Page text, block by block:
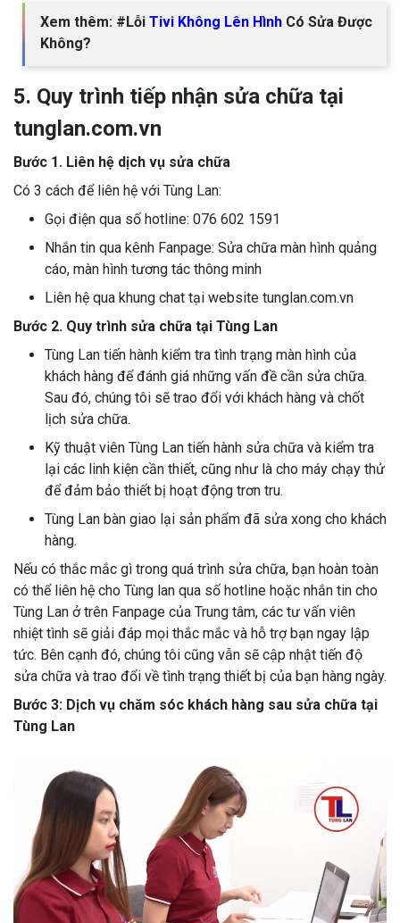
Xem thêm: #Lỗi Tivi Không Lên Hình Có Sửa Được
Không?
5. Quy trình tiếp nhận sửa chữa tại
tunglan.com.vn
Bước 1. Liên hệ dịch vụ sửa chữa
Có 3 cách để liên hệ với Tùng Lan:
Gọi điện qua số hotline: 076 602 1591
Nhắn tin qua kênh Fanpage: Sửa chữa màn hình quảng
cáo, màn hình tương tác thông minh
Liên hệ qua khung chat tại website tunglan.com.vn
Bước 2. Quy trình sửa chữa tại Tùng Lan
Tùng Lan tiến hành kiểm tra tình trạng màn hình của
khách hàng để đánh giá những vấn đề cần sửa chữa.
Sau đó, chúng tôi sẽ trao đổi với khách hàng và chốt
lịch sửa chữa.
Kỹ thuật viên Tùng Lan tiến hành sửa chữa và kiểm tra
lại các linh kiện cần thiết, cũng như là cho máy chạy thử
để đảm bảo thiết bị hoạt động trơn tru.
Tùng Lan bàn giao lại sản phẩm đã sửa xong cho khách
hàng.
Nếu có thắc mắc gì trong quá trình sửa chữa, bạn hoàn toàn
có thể liên hệ cho Tùng lan qua số hotline hoặc nhắn tin cho
Tùng Lan ở trên Fanpage của Trung tâm, các tư vấn viên
nhiệt tình sẽ giải đáp mọi thắc mắc và hỗ trợ bạn ngay lập
tức. Bên cạnh đó, chúng tôi cũng vẫn sẽ cập nhật tiến độ
sửa chữa và trao đổi về tình trạng thiết bị của bạn hàng ngày.
Bước 3: Dịch vụ chăm sóc khách hàng sau sửa chữa tại
Tùng Lan